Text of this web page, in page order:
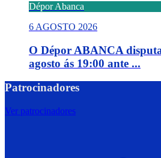
Dépor Abanca
6 AGOSTO 2026
O Dépor ABANCA
agosto ás 19:00 ante ...
Patrocinadores
Ver patrocinadores